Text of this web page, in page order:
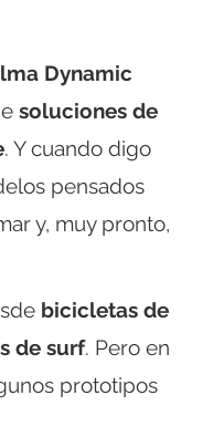
Dynamic
soluciones de
. Y cuando digo
pensados
y, muy pronto,
bicicletas de
de surf. Pero en
prototipos